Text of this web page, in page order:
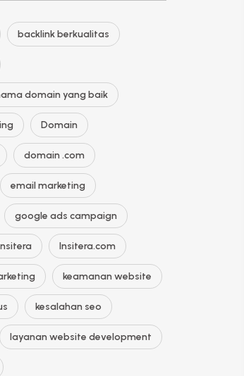
backlink berkualitas
domain yang baik
Domain
domain .com
email marketing
google ads campaign
Insitera.com
keamanan website
kesalahan seo
layanan website development